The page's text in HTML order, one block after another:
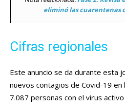
eliminó las cuarentenas
Cifras regionales
Este anuncio se da durante esta
nuevos contagios de Covid-19
7.087 personas con el virus